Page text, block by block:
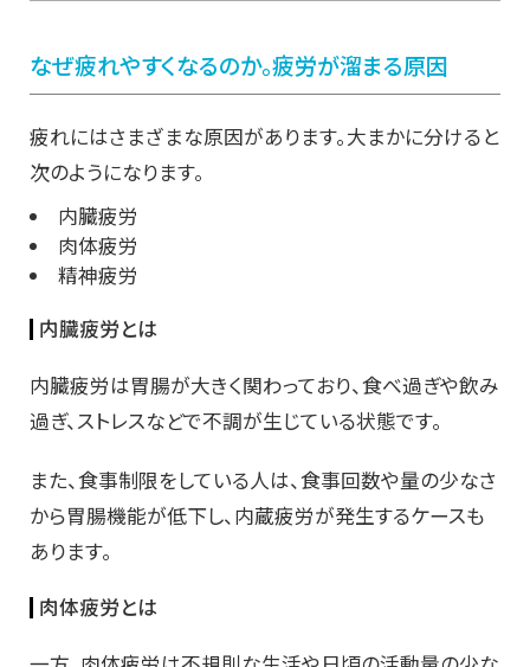
なぜ疲れやすくなるのか。疲労が溜まる原因
疲れにはさまざまな原因があります。大まかに分けると
次のようになります。
内臓疲労
肉体疲労
精神疲労
内臓疲労とは
内臓疲労は胃腸が大きく関わっており、食べ過ぎや飲み
過ぎ、ストレスなどで不調が生じている状態です。
また、食事制限をしている人は、食事回数や量の少なさ
から胃腸機能が低下し、内蔵疲労が発生するケースも
あります。
肉体疲労とは